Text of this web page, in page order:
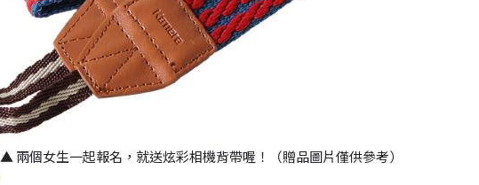
▲ 兩個女生一起報名，就送炫彩相機背帶喔！（贈品圖片僅供參考）